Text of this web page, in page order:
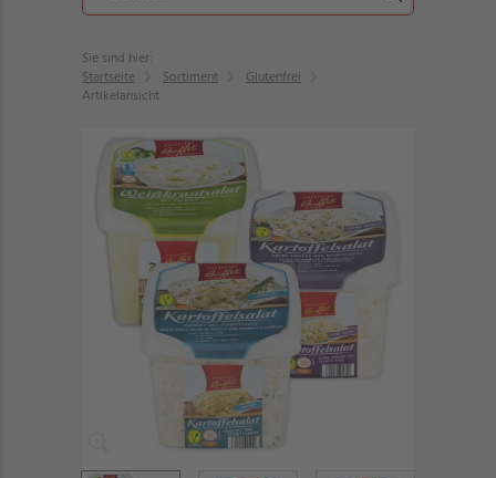
Sie sind hier:
Startseite
Sortiment
Glutenfrei
Artikelansicht